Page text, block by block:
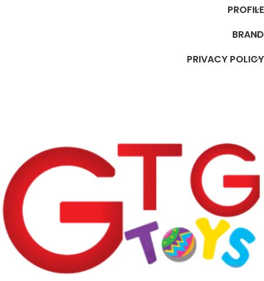
PROFILE
BRAND
PRIVACY POLICY